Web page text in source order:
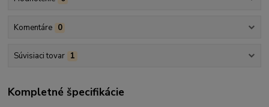
Komentáre 0
Súvisiaci tovar 1
Kompletné špecifikácie